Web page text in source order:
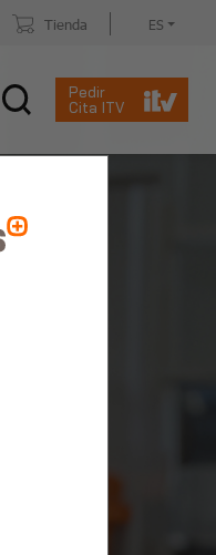
Tienda ES
Pedir
Cita ITV